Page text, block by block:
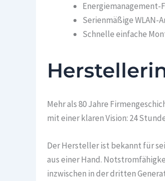
Energiemanagement-
Serienmäßige WLAN-
Schnelle einfache
Mehr als 80 Jahre
mit einer klaren Vision: 24
Der Hersteller ist bekannt für
aus einer Hand.
inzwischen in der dritten